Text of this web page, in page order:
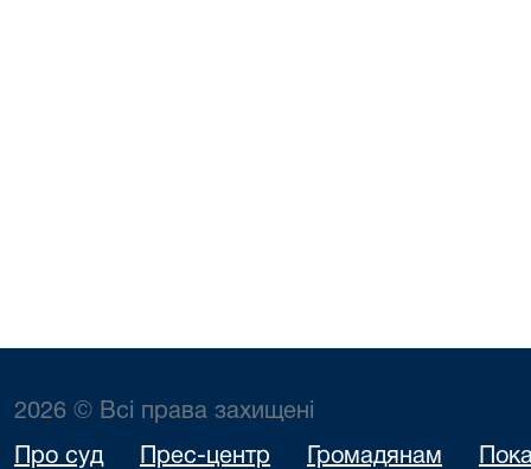
2026 © Всі права захищені
Про суд Прес-центр Громадянам